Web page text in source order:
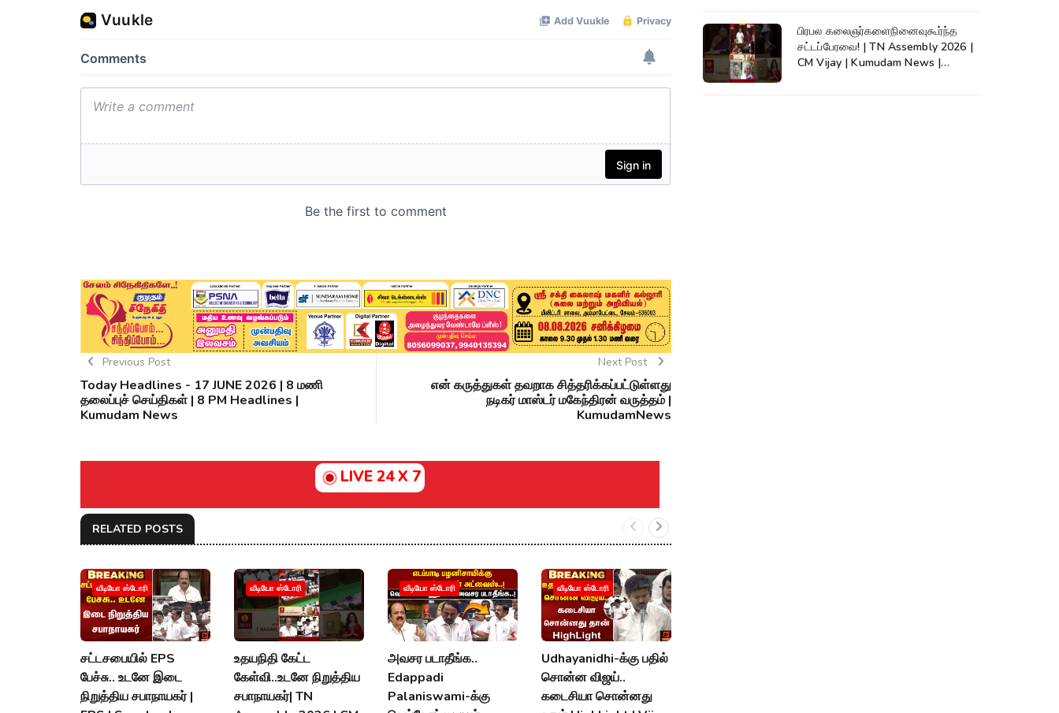
Previous Post
Today Headlines - 17 JUNE 2026 | 8 மணி
தலைப்புச் செய்திகள் | 8 PM Headlines |
Kumudam News
Next Post
என் கருத்துகள் தவறாக சித்தரிக்கப்பட்டுள்ளது
நடிகர் மாஸ்டர் மகேந்திரன் வருத்தம் |
KumudamNews
LIVE 24 X 7
RELATED POSTS
வீடியோ ஸ்டோரி
சட்டசபையில் EPS
பேச்சு.. உடனே இடை
நிறுத்திய சபாநாயகர் |
வீடியோ ஸ்டோரி
உதயநிதி கேட்ட
கேள்வி..உடனே நிறுத்திய
சபாநாயகர்| TN
வீடியோ ஸ்டோரி
அவசர படாதீங்க..
Edappadi
Palaniswami-க்கு
வீடியோ ஸ்டோரி
Udhayanidhi-க்கு பதில்
சொன்ன விஜய்..
கடைசியா சொன்னது
பிரபல கலைஞர்களைநினைவுகூர்ந்த
சட்டப்பேரவை! | TN Assembly 2026 |
CM Vijay | Kumudam News |